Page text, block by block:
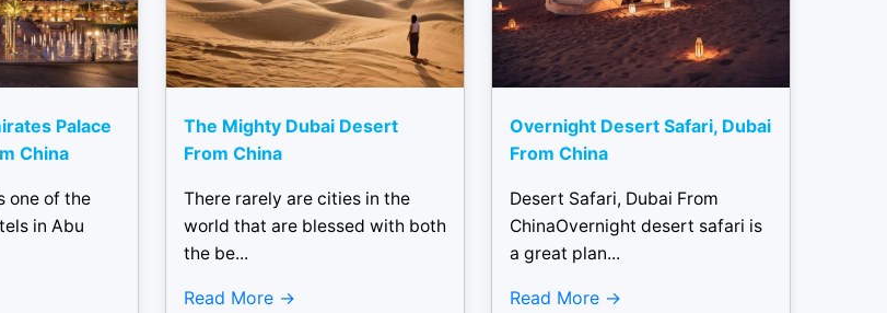
Palace
China
one of the
in Abu
The Mighty Dubai Desert
From China
There rarely are cities in the
world that are blessed with both
the be...
Read More
Overnight Desert Safari, Dubai
From China
Desert Safari, Dubai From
ChinaOvernight desert safari is
a great plan...
Read More